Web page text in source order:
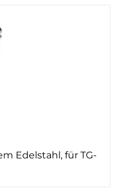
Edelstahl, für TG-